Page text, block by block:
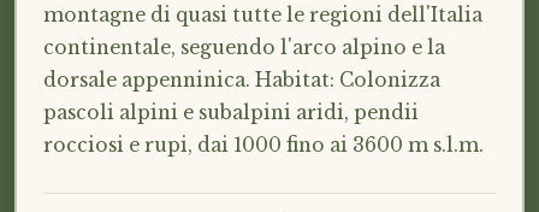
montagne di quasi tutte le regioni dell'Italia
continentale, seguendo l'arco alpino e la
dorsale appenninica. Habitat: Colonizza
pascoli alpini e subalpini aridi, pendii
rocciosi e rupi, dai 1000 fino ai 3600 m s.l.m.